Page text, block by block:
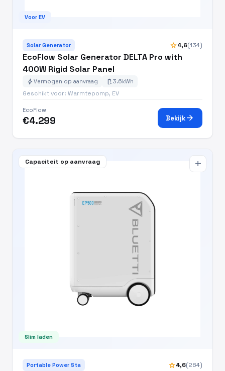
Voor EV
Solar Generator star4,6(134)
EcoFlow Solar Generator DELTA Pro with
400W Rigid Solar Panel
boltVermogen op aanvraag battery_charging_full 3.6kWh
Geschikt voor: Warmtepomp, EV
EcoFlow
€4.299 Bekijkarrow_forward
Capaciteit op aanvraag
Slim laden
add
Portable Power Sta star4,6(264)